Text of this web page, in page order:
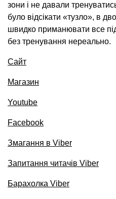
зони і не давали
було відсікати «тузло», в
швидко приманювати все
без тренування нереально.
Сайт
Магазин
Youtube
Facebook
Змагання в Viber
Запитання читачів Viber
Барахолка Viber